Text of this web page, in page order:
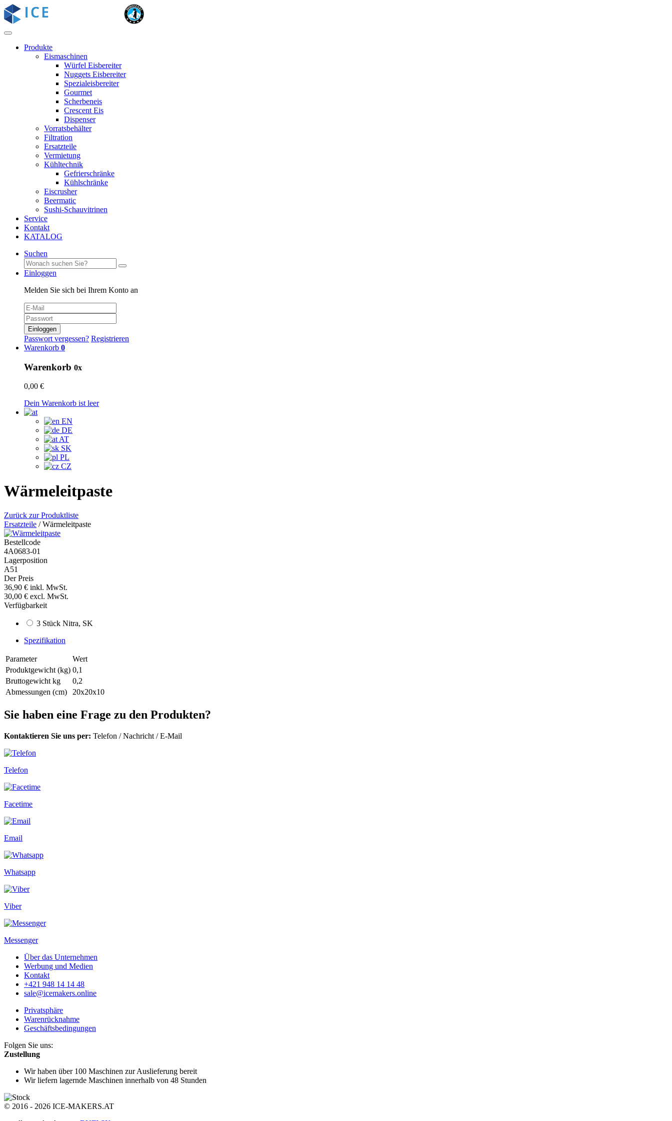
Produkte
Eismaschinen
Würfel Eisbereiter
Nuggets Eisbereiter
Spezialeisbereiter
Gourmet
Scherbeneis
Crescent Eis
Dispenser
Vorratsbehälter
Filtration
Ersatzteile
Vermietung
Kühltechnik
Gefrierschränke
Kühlschränke
Eiscrusher
Beermatic
Sushi-Schauvitrinen
Service
Kontakt
KATALOG
Suchen
Einloggen
Melden Sie sich bei Ihrem Konto an
Einloggen
Passwort vergessen? Registrieren
Warenkorb 0
Warenkorb 0x
0,00 €
Dein Warenkorb ist leer
EN
DE
AT
SK
PL
CZ
Wärmeleitpaste
Zurück zur Produktliste
Ersatzteile /Wärmeleitpaste
Bestellcode
4A0683-01
Lagerposition
A51
Der Preis
36,90 € inkl. MwSt.
30,00 € excl. MwSt.
Verfügbarkeit
3 Stück Nitra, SK
Spezifikation
Parameter
Wert
Produktgewicht (kg) 0,1
Bruttogewicht kg
0,2
Abmessungen (cm)
20x20x10
Sie haben eine Frage zu den Produkten?
Kontaktieren Sie uns per: Telefon /Nachricht /E-Mail
Telefon
Facetime
Email
Whatsapp
Viber
Messenger
Über das Unternehmen
Werbung und Medien
Kontakt
+421 948 14 14 48
sale@icemakers.online
Privatsphäre
Warenrücknahme
Geschäftsbedingungen
Folgen Sie uns:
Zustellung
Wir haben über 100 Maschinen zur Auslieferung bereit
Wir liefern lagernde Maschinen innerhalb von 48 Stunden
© 2016 - 2026 ICE-MAKERS.AT